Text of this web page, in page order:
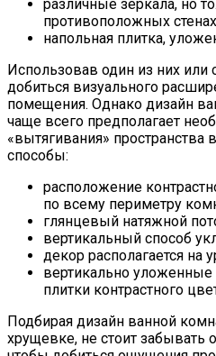
различные зеркала, но
противоположных
напольная плитка,
Использовав один из них
добиться визуального
помещения. Однако дизайн
чаще всего предполагает
«вытягивания» пространства
способы:
расположение
по всему периметру
глянцевый натяжной
вертикальный способ
декор располагается на
вертикально
плитки контрастного
Подбирая дизайн ванной
хрущевке, не стоит забывать